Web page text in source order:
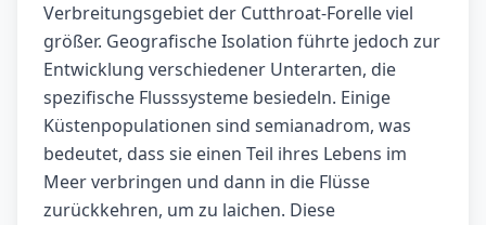
Verbreitungsgebiet der Cutthroat-Forelle viel
größer. Geografische Isolation führte jedoch zur
Entwicklung verschiedener Unterarten, die
spezifische Flusssysteme besiedeln. Einige
Küstenpopulationen sind semianadrom, was
bedeutet, dass sie einen Teil ihres Lebens im
Meer verbringen und dann in die Flüsse
zurückkehren, um zu laichen. Diese